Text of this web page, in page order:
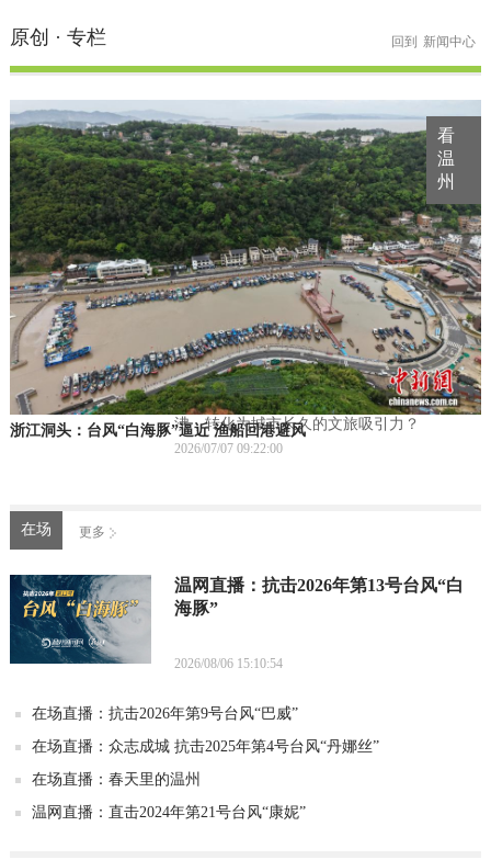
原创 · 专栏 回到 新闻中心
看
温
州
浙江洞头：台风“白海豚”逼近 渔船回港避风
代表在线 更多
温州如何接住“暑期+赛事”双重热潮？
随着浙BA常规赛重燃战火，叠加即将到来的
暑期旅游旺季，呐喊与欢呼响彻赛场，山海
与美食静候来客。温州，这座兼具山水禀赋
与蓬勃活力的城市，正站在“体育赛事+暑期
文旅”双重流量的风口。如何将短期的人声鼎
沸，转化为城市长久的文旅吸引力？
2026/07/07 09:22:00
在场 更多
温网直播：抗击2026年第13号台风“白
海豚”
2026/08/06 15:10:54
在场直播：抗击2026年第9号台风“巴威”
在场直播：众志成城 抗击2025年第4号台风“丹娜丝”
在场直播：春天里的温州
温网直播：直击2024年第21号台风“康妮”